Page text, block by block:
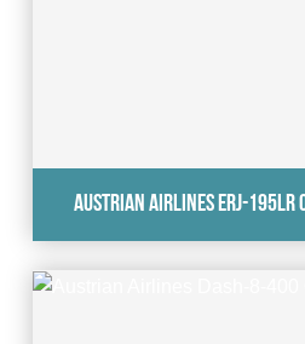
Austrian Airlines ERJ-195LR